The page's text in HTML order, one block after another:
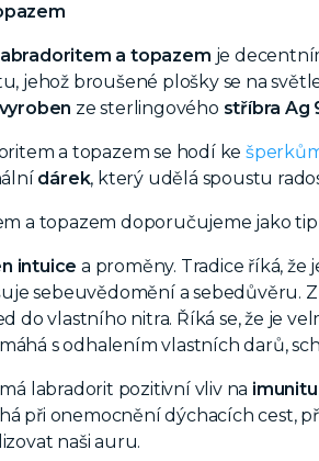
a topazem je
jehož broušené plošky se na
ze sterlingového stříbra Ag
a topazem se hodí ke
dárek, který udělá spoustu
a topazem doporučujeme jako
intuice a proměny. Tradice říká,
sebeuvědomění a sebedůvěru.
do vlastního nitra. Říká se, že je
s odhalením vlastních darů,
má labradorit pozitivní vliv na imunitu
při onemocnění dýchacích cest,
naši auru.